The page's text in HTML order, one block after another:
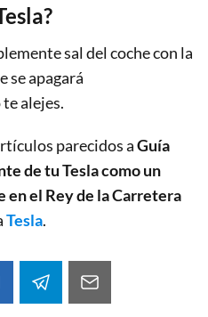
sal del coche con la
se apagará
alejes.
parecidos aGuía
de tu Tesla como un
el Rey de la Carretera
Tesla.